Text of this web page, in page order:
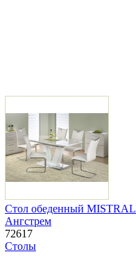
Стол обеденный MISTRAL
Ангстрем
72617
Столы